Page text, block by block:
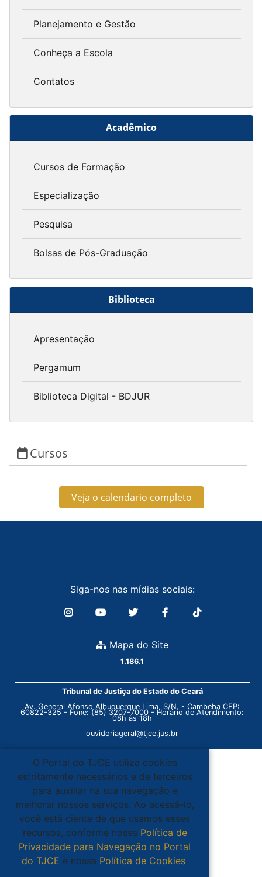
Planejamento e Gestão
Conheça a Escola
Contatos
Acadêmico
Cursos de Formação
Especialização
Pesquisa
Bolsas de Pós-Graduação
Biblioteca
Apresentação
Pergamum
Biblioteca Digital - BDJUR
Cursos
Veja o calendario completo
Siga-nos nas mídias sociais:
Mapa do Site
1.186.1
Tribunal de Justiça do Estado do Ceará
Av. General Afonso Albuquerque Lima, S/N. - Cambeba CEP:
60822-325 - Fone: (85) 3207-7000 - Horário de Atendimento:
08h às 18h
ouvidoriageral@tjce.jus.br
O Portal do TJCE utiliza cookies
estritamente necessários e de terceiros
para auxiliar na sua navegação e
melhorar nossos serviços. Ao acessá-lo,
você está ciente de que usamos esses
recursos, conforme nossa Política de
Privacidade para Navegação no Portal
do TJCE e nossa Política de Cookies.